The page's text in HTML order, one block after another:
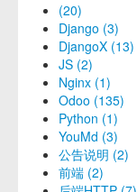
(20)
Django (3)
DjangoX (13)
JS (2)
Nginx (1)
Odoo (135)
Python (1)
YouMd (3)
公告说明 (2)
前端 (2)